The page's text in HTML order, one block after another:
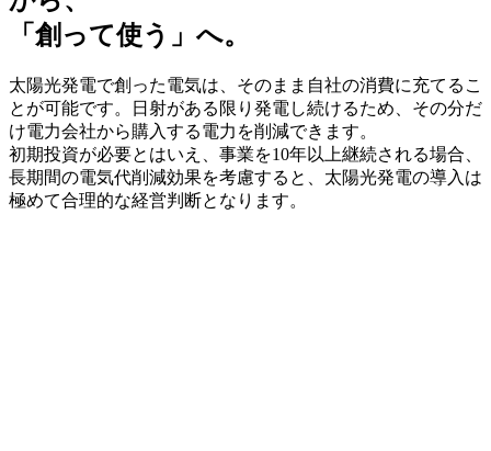
「創って使う」へ。
太陽光発電で創った電気は、そのまま自社の消費に充てるこ
とが可能です。日射がある限り発電し続けるため、その分だ
け電力会社から購入する電力を削減できます。
初期投資が必要とはいえ、事業を10年以上継続される場合、
長期間の電気代削減効果を考慮すると、太陽光発電の導入は
極めて合理的な経営判断となります。